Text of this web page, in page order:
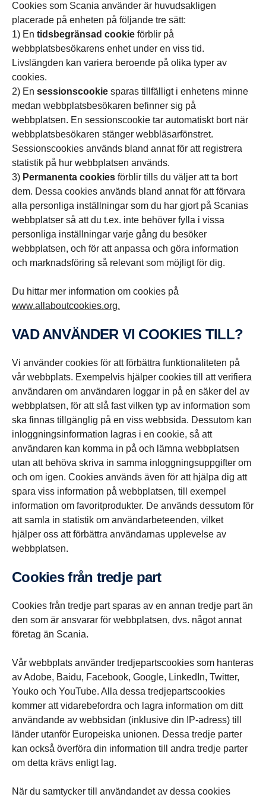
Cookies som Scania använder är huvudsakligen
placerade på enheten på följande tre sätt:
1) En tidsbegränsad cookie förblir på
webbplatsbesökarens enhet under en viss tid.
Livslängden kan variera beroende på olika typer av
cookies.
2) En sessionscookie sparas tillfälligt i enhetens minne
medan webbplatsbesökaren befinner sig på
webbplatsen. En sessionscookie tar automatiskt bort när
webbplatsbesökaren stänger webbläsarfönstret.
Sessionscookies används bland annat för att registrera
statistik på hur webbplatsen används.
3) Permanenta cookies förblir tills du väljer att ta bort
dem. Dessa cookies används bland annat för att förvara
alla personliga inställningar som du har gjort på Scanias
webbplatser så att du t.ex. inte behöver fylla i vissa
personliga inställningar varje gång du besöker
webbplatsen, och för att anpassa och göra information
och marknadsföring så relevant som möjligt för dig.
Du hittar mer information om cookies på
www.allaboutcookies.org.
VAD ANVÄNDER VI COOKIES TILL?
Vi använder cookies för att förbättra funktionaliteten på
vår webbplats. Exempelvis hjälper cookies till att verifiera
användaren om användaren loggar in på en säker del av
webbplatsen, för att slå fast vilken typ av information som
ska finnas tillgänglig på en viss webbsida. Dessutom kan
inloggningsinformation lagras i en cookie, så att
användaren kan komma in på och lämna webbplatsen
utan att behöva skriva in samma inloggningsuppgifter om
och om igen. Cookies används även för att hjälpa dig att
spara viss information på webbplatsen, till exempel
information om favoritprodukter. De används dessutom för
att samla in statistik om användarbeteenden, vilket
hjälper oss att förbättra användarnas upplevelse av
webbplatsen.
Cookies från tredje part
Cookies från tredje part sparas av en annan tredje part än
den som är ansvarar för webbplatsen, dvs. något annat
företag än Scania.
Vår webbplats använder tredjepartscookies som hanteras
av Adobe, Baidu, Facebook, Google, LinkedIn, Twitter,
Youko och YouTube. Alla dessa tredjepartscookies
kommer att vidarebefordra och lagra information om ditt
användande av webbsidan (inklusive din IP-adress) till
länder utanför Europeiska unionen. Dessa tredje parter
kan också överföra din information till andra tredje parter
om detta krävs enligt lag.
När du samtycker till användandet av dessa cookies